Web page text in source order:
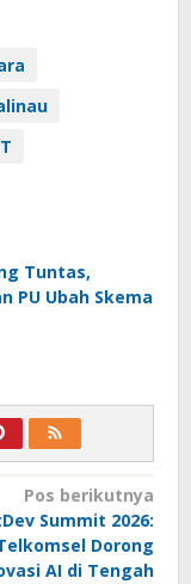
Tuntas,
PU Ubah Skema
Pos berikutnya
Summit 2026:
Dorong
AI di Tengah